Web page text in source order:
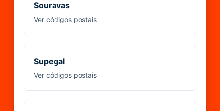
Souravas
Ver códigos postais
Supegal
Ver códigos postais